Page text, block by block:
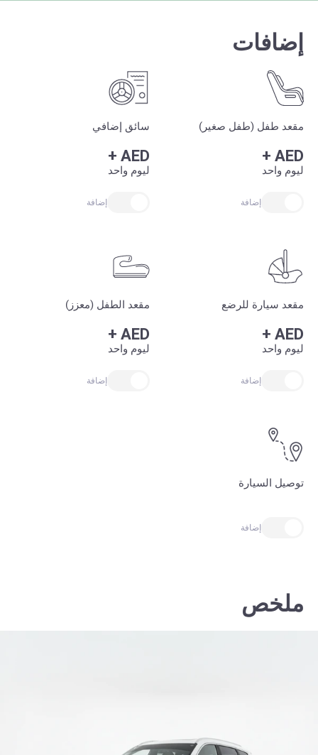
إضافات
مقعد طفل (طفل صغير)
+AED
ليوم واحد
إضافة
سائق إضافي
+AED
ليوم واحد
إضافة
مقعد سيارة للرضع
+AED
ليوم واحد
إضافة
مقعد الطفل (معزز)
+AED
ليوم واحد
إضافة
توصيل السيارة
إضافة
ملخص